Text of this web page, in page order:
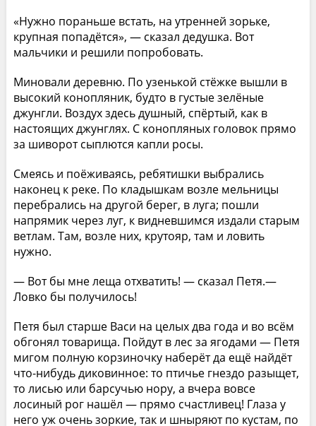
«Нужно пораньше встать, на утренней зорьке,
крупная попадётся», — сказал дедушка. Вот
мальчики и решили попробовать.
Миновали деревню. По узенькой стёжке вышли в
высокий конопляник, будто в густые зелёные
джунгли. Воздух здесь душный, спёртый, как в
настоящих джунглях. С конопляных головок прямо
за шиворот сыплются капли росы.
Смеясь и поёживаясь, ребятишки выбрались
наконец к реке. По кладышкам возле мельницы
перебрались на другой берег, в луга; пошли
напрямик через луг, к видневшимся издали старым
ветлам. Там, возле них, крутояр, там и ловить
нужно.
— Вот бы мне леща отхватить! — сказал Петя.—
Ловко бы получилось!
Петя был старше Васи на целых два года и во всём
обгонял товарища. Пойдут в лес за ягодами — Петя
мигом полную корзиночку наберёт да ещё найдёт
что-нибудь диковинное: то птичье гнездо разыщет,
то лисью или барсучью нору, а вчера вовсе
лосиный рог нашёл — прямо счастливец! Глаза у
него уж очень зоркие, так и шныряют по кустам, по